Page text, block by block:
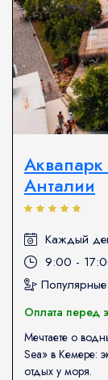
Анталии
Каждый
9:00 -
Оплата перед
Мечтаете о
Sea» в Кемере:
отдых у моря.